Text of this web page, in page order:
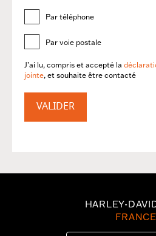
Par téléphone
Par voie postale
J’ai lu, compris et accepté la
jointe, et souhaite être contacté
VALIDER
HARLEY-
FRANCE